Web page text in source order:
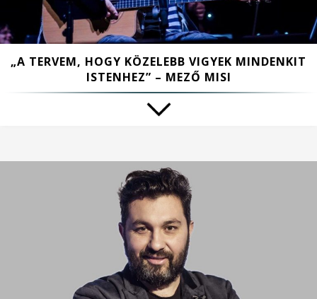
„A TERVEM, HOGY KÖZELEBB VIGYEK MINDENKIT
ISTENHEZ” – MEZŐ MISI